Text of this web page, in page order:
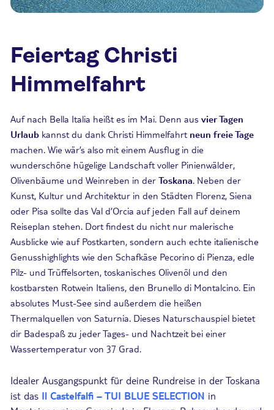
Feiertag Christi
Himmelfahrt
Auf nach Bella Italia heißt es im Mai. Denn aus vier Tagen
Urlaub kannst du dank Christi Himmelfahrt neun freie Tage
machen. Wie wär’s also mit einem Ausflug in die
wunderschöne hügelige Landschaft voller Pinienwälder,
Olivenbäume und Weinreben in der Toskana . Neben der
Kunst, Kultur und Architektur in den Städten Florenz, Siena
oder Pisa sollte das Val d’Orcia auf jeden Fall auf deinem
Reiseplan stehen. Dort findest du nicht nur malerische
Ausblicke wie auf Postkarten, sondern auch echte italienische
Genusshighlights wie den Schafkäse Pecorino di Pienza, edle
Pilz- und Trüffelsorten, toskanisches Olivenöl und den
kostbarsten Rotwein Italiens, den Brunello di Montalcino. Ein
absolutes Must-See sind außerdem die heißen
Thermalquellen von Saturnia. Dieses Naturschauspiel bietet
dir Badespaß zu jeder Tages- und Nachtzeit bei einer
Wassertemperatur von 37 Grad.
Idealer Ausgangspunkt für deine Rundreise in der Toskana
ist das Il Castelfalfi – TUI BLUE SELECTION in